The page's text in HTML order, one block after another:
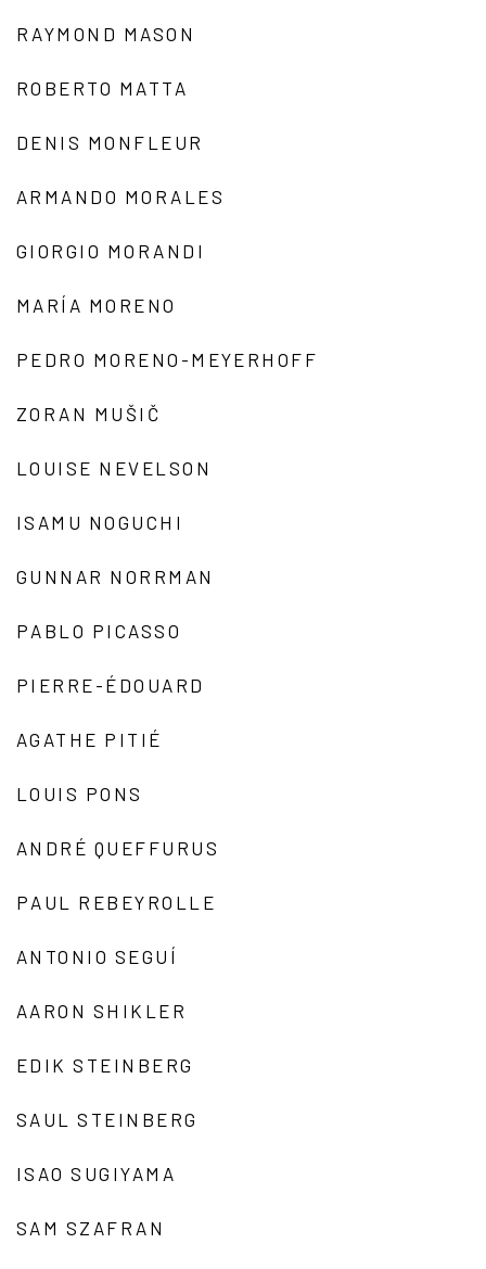
RAYMOND MASON
ROBERTO MATTA
DENIS MONFLEUR
ARMANDO MORALES
GIORGIO MORANDI
MARÍA MORENO
PEDRO MORENO-MEYERHOFF
ZORAN MUŠIČ
LOUISE NEVELSON
ISAMU NOGUCHI
GUNNAR NORRMAN
PABLO PICASSO
PIERRE-ÉDOUARD
AGATHE PITIÉ
LOUIS PONS
ANDRÉ QUEFFURUS
PAUL REBEYROLLE
ANTONIO SEGUÍ
AARON SHIKLER
EDIK STEINBERG
SAUL STEINBERG
ISAO SUGIYAMA
SAM SZAFRAN